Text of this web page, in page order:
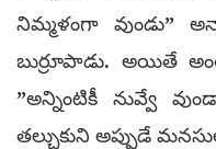
నిమ్మళంగా వుండు”
బుర్రూపాడు. అయితే
”అన్నింటికీ నువ్వే
తల్చుకుని అప్పుడే